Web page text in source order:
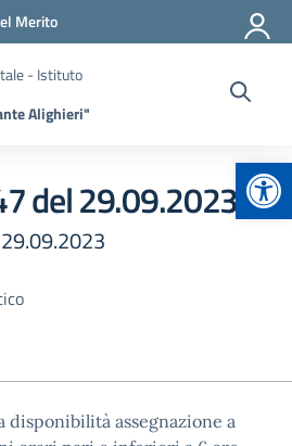
Merito
- Istituto
Alighieri"
del 29.09.2023
disponibilità assegnazione a